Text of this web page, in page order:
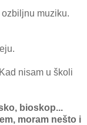
muziku.
nisam u školi
bioskop...
moram nešto i